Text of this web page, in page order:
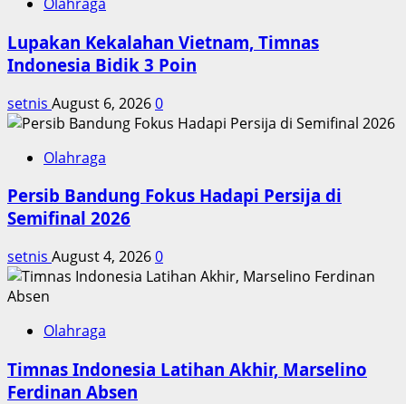
Lupakan Kekalahan Vietnam, Timnas
Indonesia Bidik 3 Poin
setnis August 6, 20260
Olahraga
Persib Bandung Fokus Hadapi Persija di
Semifinal 2026
setnis August 4, 20260
Olahraga
Timnas Indonesia Latihan Akhir, Marselino
Ferdinan Absen